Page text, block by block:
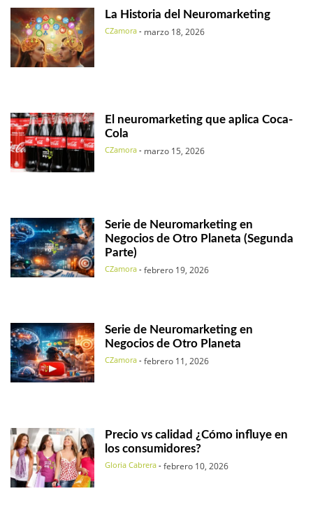
La Historia del Neuromarketing
CZamora - marzo 18, 2026
El neuromarketing que aplica Coca-
Cola
CZamora - marzo 15, 2026
Serie de Neuromarketing en
Negocios de Otro Planeta (Segunda
Parte)
CZamora - febrero 19, 2026
Serie de Neuromarketing en
Negocios de Otro Planeta
CZamora - febrero 11, 2026
Precio vs calidad ¿Cómo influye en
los consumidores?
Gloria Cabrera - febrero 10, 2026